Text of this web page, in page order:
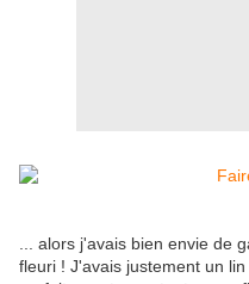
... alors j'avais bien envie de
fleuri ! J'avais justement un